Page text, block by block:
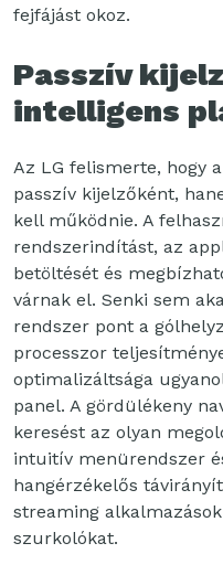
fejfájást okoz.
Passzív
intelligens
Az LG felismerte, hogy
passzív kijelzőként,
kell működnie. A
rendszerindítást, az
betöltését és
várnak el. Senki sem
rendszer pont a
processzor
optimalizáltsága
panel. A gördülékeny
keresést az olyan
intuitív menürendszer
hangérzékelős
streaming
szurkolókat.